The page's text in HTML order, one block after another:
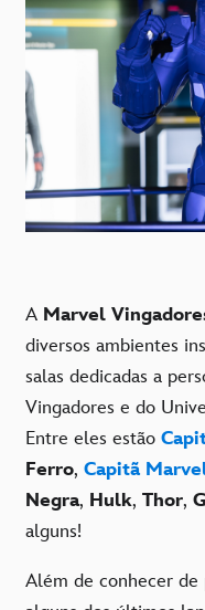
A Marvel
diversos ambientes
salas dedicadas a
Vingadores e do
Entre eles estão
Ferro, Capitã
Negra, Hulk, Thor,
alguns!
Além de conhecer de